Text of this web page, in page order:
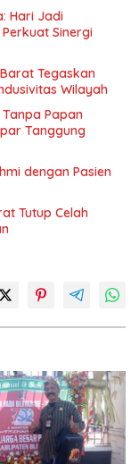
Hari Jadi
Sinergi
Tegaskan
Wilayah
Papan
Tanggung
dengan Pasien
Tutup Celah